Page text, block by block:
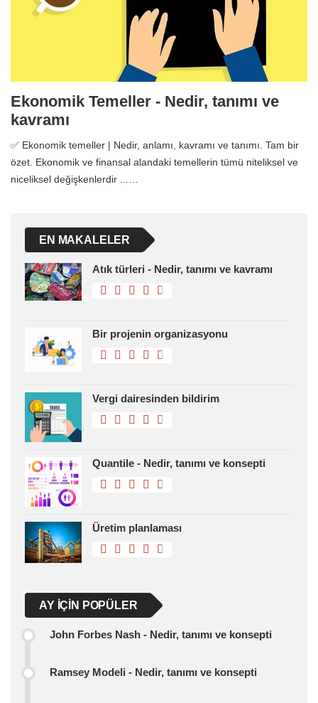
Ekonomik Temeller - Nedir, tanımı ve
kavramı
✅ Ekonomik temeller | Nedir, anlamı, kavramı ve tanımı. Tam bir
özet. Ekonomik ve finansal alandaki temellerin tümü niteliksel ve
niceliksel değişkenlerdir ...…
EN MAKALELER
Atık türleri - Nedir, tanımı ve kavramı
Bir projenin organizasyonu
Vergi dairesinden bildirim
Quantile - Nedir, tanımı ve konsepti
Üretim planlaması
AY IÇIN POPÜLER
John Forbes Nash - Nedir, tanımı ve konsepti
Ramsey Modeli - Nedir, tanımı ve konsepti